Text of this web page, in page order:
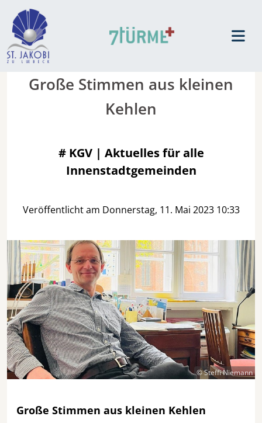
Große Stimmen aus kleinen
Kehlen
# KGV | Aktuelles für alle
Innenstadtgemeinden
Veröffentlicht am Donnerstag, 11. Mai 2023 10:33
© Steffi Niemann
Große Stimmen aus kleinen Kehlen